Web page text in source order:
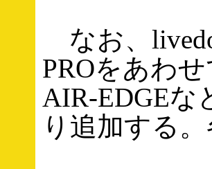
なお、
PROをあわ
AIR-EDGEな
り追加する